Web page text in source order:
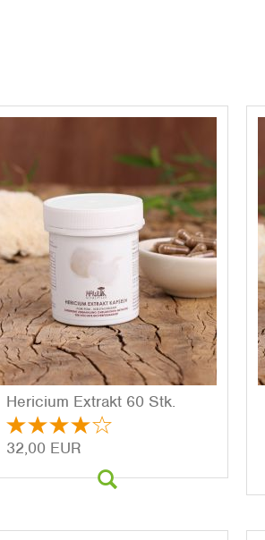
He­ri­ci­um Ex­trakt 60 Stk.
32,00 EUR